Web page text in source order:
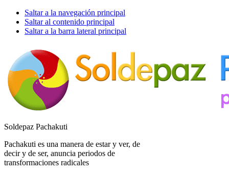
Saltar a la navegación principal
Saltar al contenido principal
Saltar a la barra lateral principal
Soldepaz Pachakuti
Pachakuti es una manera de estar y ver, de
decir y de ser, anuncia periodos de
transformaciones radicales